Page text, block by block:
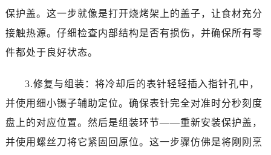
保护盖。这一步就像是打开烧烤架上的盖子，让食材充分
接触热源。仔细检查内部结构是否有损伤，并确保所有零
件都处于良好状态。
3.修复与组装：将冷却后的表针轻轻插入指针孔中，
并使用细小镊子辅助定位。确保表针完全对准时分秒刻度
盘上的对应位置。然后是组装环节——重新安装保护盖，
并使用螺丝刀将它紧固回原位。这一步骤仿佛是将刚刚烹